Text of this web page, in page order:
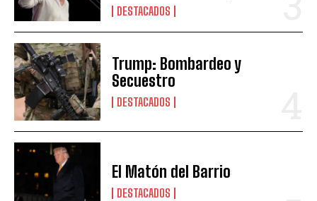
DESTACADOS
Trump: Bombardeo y
Secuestro
DESTACADOS
El Matón del Barrio
DESTACADOS